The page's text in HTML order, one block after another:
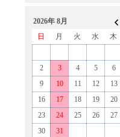
2026年 8月
日
月 火 水 木
2
3 4 5 6
9
10 11 12 13
16
17 18 19 20
23
24 25 26 27
30
31